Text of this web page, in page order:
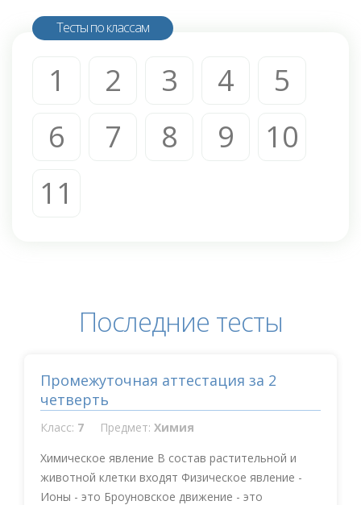
Тесты по классам
1 2 3 4
5
6
7 8 9
10
11
Последние тесты
Промежуточная аттестация за 2
четверть
Класс: 7 Предмет: Химия
Химическое явление В состав растительной и
животной клетки входят Физическое явление -
Ионы - это Броуновское движение - это